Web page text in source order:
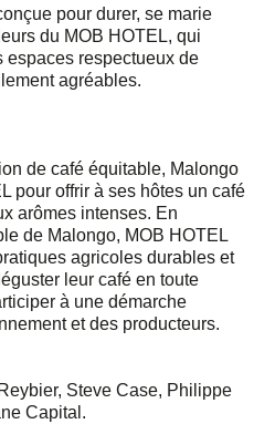
pour durer, se marie
du MOB HOTEL, qui
espaces respectueux de
agréables.
de café équitable, Malongo
pour offrir à ses hôtes un café
arômes intenses. En
de Malongo, MOB HOTEL
agricoles durables et
leur café en toute
à une démarche
et des producteurs.
Steve Case, Philippe
Capital.